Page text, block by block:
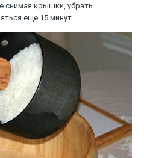
снимая крышки, убрать
еще 15 минут.